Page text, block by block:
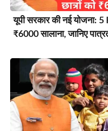
यूपी सरकार की नई योजना:
₹6000 सालाना, जानिए